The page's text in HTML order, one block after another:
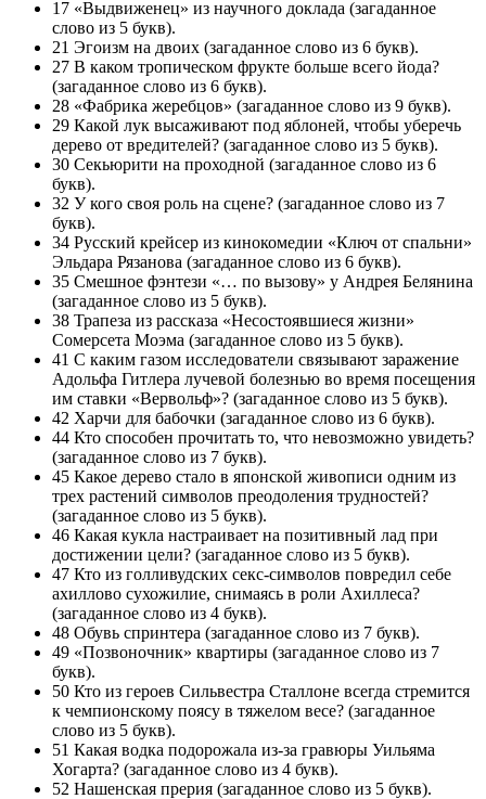
17 «Выдвиженец» из научного доклада (загаданное
слово из 5 букв).
21 Эгоизм на двоих (загаданное слово из 6 букв).
27 В каком тропическом фрукте больше всего йода?
(загаданное слово из 6 букв).
28 «Фабрика жеребцов» (загаданное слово из 9 букв).
29 Какой лук высаживают под яблоней, чтобы уберечь
дерево от вредителей? (загаданное слово из 5 букв).
30 Секьюрити на проходной (загаданное слово из 6
букв).
32 У кого своя роль на сцене? (загаданное слово из 7
букв).
34 Русский крейсер из кинокомедии «Ключ от спальни»
Эльдара Рязанова (загаданное слово из 6 букв).
35 Смешное фэнтези «… по вызову» у Андрея Белянина
(загаданное слово из 5 букв).
38 Трапеза из рассказа «Несостоявшиеся жизни»
Сомерсета Моэма (загаданное слово из 5 букв).
41 С каким газом исследователи связывают заражение
Адольфа Гитлера лучевой болезнью во время посещения
им ставки «Вервольф»? (загаданное слово из 5 букв).
42 Харчи для бабочки (загаданное слово из 6 букв).
44 Кто способен прочитать то, что невозможно увидеть?
(загаданное слово из 7 букв).
45 Какое дерево стало в японской живописи одним из
трех растений символов преодоления трудностей?
(загаданное слово из 5 букв).
46 Какая кукла настраивает на позитивный лад при
достижении цели? (загаданное слово из 5 букв).
47 Кто из голливудских секс-символов повредил себе
ахиллово сухожилие, снимаясь в роли Ахиллеса?
(загаданное слово из 4 букв).
48 Обувь спринтера (загаданное слово из 7 букв).
49 «Позвоночник» квартиры (загаданное слово из 7
букв).
50 Кто из героев Сильвестра Сталлоне всегда стремится
к чемпионскому поясу в тяжелом весе? (загаданное
слово из 5 букв).
51 Какая водка подорожала из-за гравюры Уильяма
Хогарта? (загаданное слово из 4 букв).
52 Нашенская прерия (загаданное слово из 5 букв).